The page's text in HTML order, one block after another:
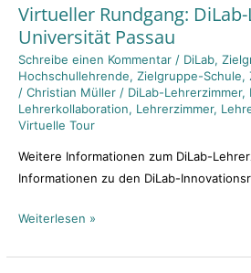
Virtueller Rundgang:
Universität Passau
Schreibe einen Kommentar / DiLab,
Hochschullehrende,Zielgruppe-Schule,
/Christian Müller/ DiLab-Lehrerzimmer,
Lehrerkollaboration, Lehrerzimmer,
Virtuelle Tour
Weitere Informationen zum DiLab-
Informationen zu den DiLab-
Virtueller
Rundgang:
DiLab-
Lehrerzimmer,
Universität
Passau
Weiterlesen »